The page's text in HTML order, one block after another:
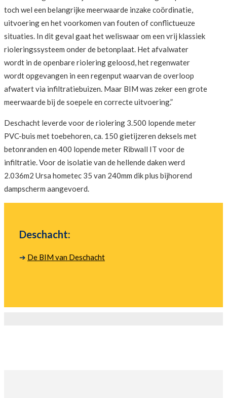
toch wel een belangrijke meerwaarde inzake coördinatie,
uitvoering en het voorkomen van fouten of conflictueuze
situaties. In dit geval gaat het weliswaar om een vrij klassiek
rioleringssysteem onder de betonplaat. Het afvalwater
wordt in de openbare riolering geloosd, het regenwater
wordt opgevangen in een regenput waarvan de overloop
afwatert via infiltratiebuizen. Maar BIM was zeker een grote
meerwaarde bij de soepele en correcte uitvoering.”
Deschacht leverde voor de riolering 3.500 lopende meter
PVC-buis met toebehoren, ca. 150 gietijzeren deksels met
betonranden en 400 lopende meter Ribwall IT voor de
infiltratie. Voor de isolatie van de hellende daken werd
2.036m2 Ursa hometec 35 van 240mm dik plus bijhorend
dampscherm aangevoerd.
Deschacht:
➔ De BIM van Deschacht